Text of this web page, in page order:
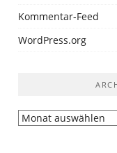
Kommentar-Feed
WordPress.org
Archiv